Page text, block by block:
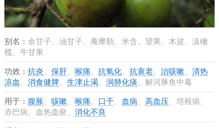
别名： 余甘子、油甘子、庵摩勒、米含、望果、木波、滇橄
榄、牛甘果
功效： 抗炎 保肝、 喉痛 抗氧化、 抗衰老、 治咳嗽
清热
凉血
消食健脾、 生津止渴 润肺化痰 、解河豚鱼中毒
用于： 腹胀、 咳嗽 喉痛 口干、 血病 高血压 、培根病、
赤巴病、血热血瘀、 消化不良